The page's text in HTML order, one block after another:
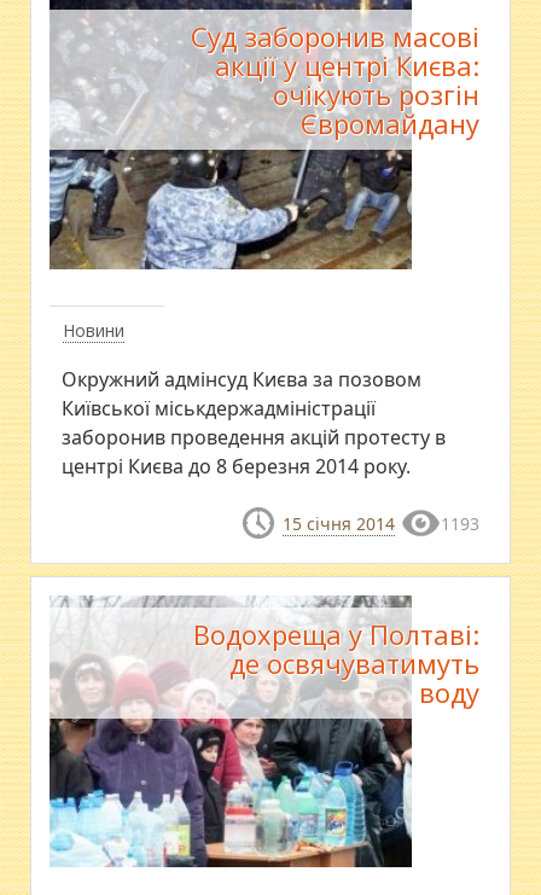
Новини
Суд заборонив масові
акції у центрі Києва:
очікують розгін
Євромайдану
Окружний адмінсуд Києва за позовом
Київської міськдержадміністрації
заборонив проведення акцій протесту в
центрі Києва до 8 березня 2014 року.
15 січня 2014 1193
Водохреща у Полтаві:
де освячуватимуть
воду